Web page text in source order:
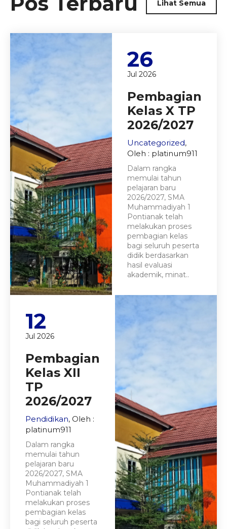
Lihat Semua
26
Jul 2026
Pembagian
Kelas X TP
2026/2027
Uncategorized,
Oleh : platinum911
Dalam rangka
memulai tahun
pelajaran baru
2026/2027, SMA
Muhammadiyah 1
Pontianak telah
melakukan proses
pembagian kelas
bagi seluruh peserta
didik berdasarkan
hasil evaluasi
akademik, minat..
12
Jul 2026
Pembagian
Kelas XII
TP
2026/2027
Pendidikan, Oleh :
platinum911
Dalam rangka
memulai tahun
pelajaran baru
2026/2027, SMA
Muhammadiyah 1
Pontianak telah
melakukan proses
pembagian kelas
bagi seluruh peserta